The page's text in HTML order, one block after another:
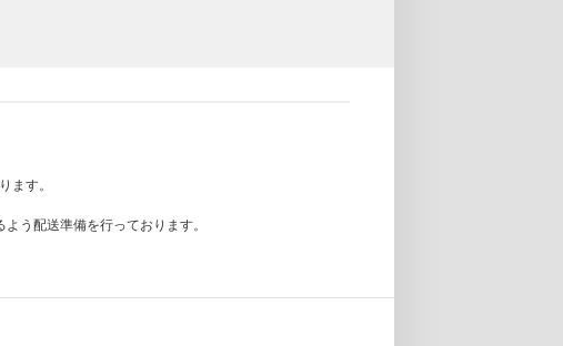
ます。
よう配送準備を行っております。